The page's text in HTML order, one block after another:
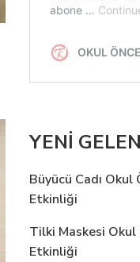
YENİ
Büyücü Cadı Okul
Etkinliği
Tilki Maskesi Okul
Etkinliği